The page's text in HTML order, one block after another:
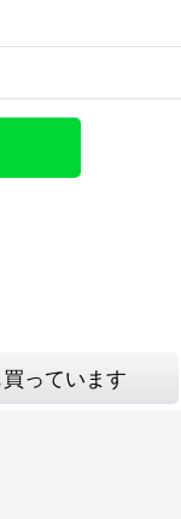
っています